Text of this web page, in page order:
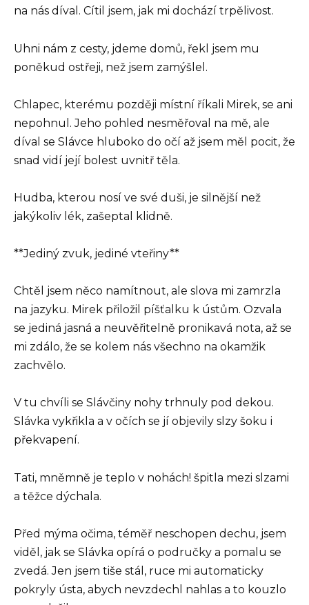
na nás díval. Cítil jsem, jak mi dochází trpělivost.
Uhni nám z cesty, jdeme domů, řekl jsem mu
poněkud ostřeji, než jsem zamýšlel.
Chlapec, kterému později místní říkali Mirek, se ani
nepohnul. Jeho pohled nesměřoval na mě, ale
díval se Slávce hluboko do očí až jsem měl pocit, že
snad vidí její bolest uvnitř těla.
Hudba, kterou nosí ve své duši, je silnější než
jakýkoliv lék, zašeptal klidně.
**Jediný zvuk, jediné vteřiny**
Chtěl jsem něco namítnout, ale slova mi zamrzla
na jazyku. Mirek přiložil píšťalku k ústům. Ozvala
se jediná jasná a neuvěřitelně pronikavá nota, až se
mi zdálo, že se kolem nás všechno na okamžik
zachvělo.
V tu chvíli se Slávčiny nohy trhnuly pod dekou.
Slávka vykřikla a v očích se jí objevily slzy šoku i
překvapení.
Tati, mněmně je teplo v nohách! špitla mezi slzami
a těžce dýchala.
Před mýma očima, téměř neschopen dechu, jsem
viděl, jak se Slávka opírá o područky a pomalu se
zvedá. Jen jsem tiše stál, ruce mi automaticky
pokryly ústa, abych nevzdechl nahlas a to kouzlo